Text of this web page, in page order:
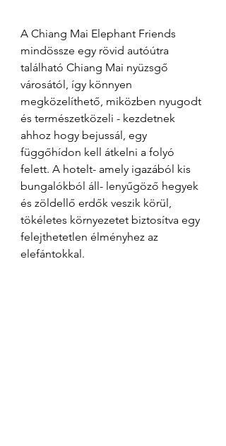
A Chiang Mai Elephant Friends
mindössze egy rövid autóútra
található Chiang Mai nyüzsgő
városától, így könnyen
megközelíthető, miközben nyugodt
és természetközeli - kezdetnek
ahhoz hogy bejussál, egy
függőhídon kell átkelni a folyó
felett. A hotelt- amely igazából kis
bungalókból áll- lenyűgöző hegyek
és zöldellő erdők veszik körül,
tökéletes környezetet biztosítva egy
felejthetetlen élményhez az
elefántokkal.